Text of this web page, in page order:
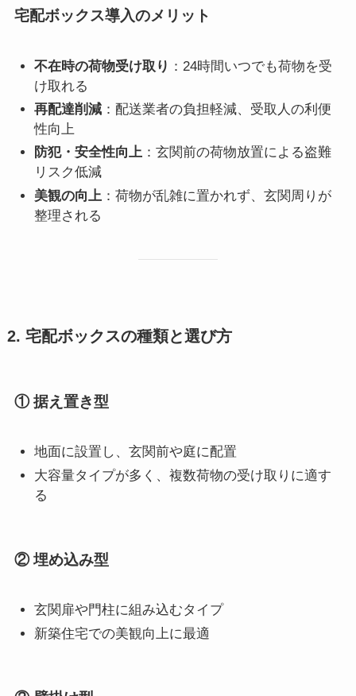
宅配ボックス導入のメリット
不在時の荷物受け取り ：24時間いつでも荷物を受
け取れる
再配達削減 ：配送業者の負担軽減、受取人の利便
性向上
防犯・安全性向上 ：玄関前の荷物放置による盗難
リスク低減
美観の向上 ：荷物が乱雑に置かれず、玄関周りが
整理される
2. 宅配ボックスの種類と選び方
① 据え置き型
地面に設置し、玄関前や庭に配置
大容量タイプが多く、複数荷物の受け取りに適す
る
② 埋め込み型
玄関扉や門柱に組み込むタイプ
新築住宅での美観向上に最適